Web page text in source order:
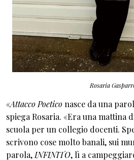
Rosaria
«Attacco Poeticonasce da una
spiega Rosaria. «Era una mattina
scuola per un collegio docenti.
scrivono cose molto banali, sui
parola, INFINITO, lì a